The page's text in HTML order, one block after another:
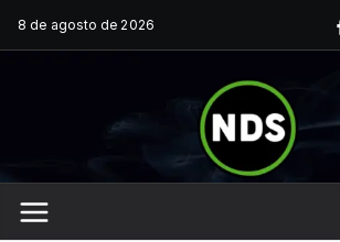
Saltar
al
8 de agosto de 2026